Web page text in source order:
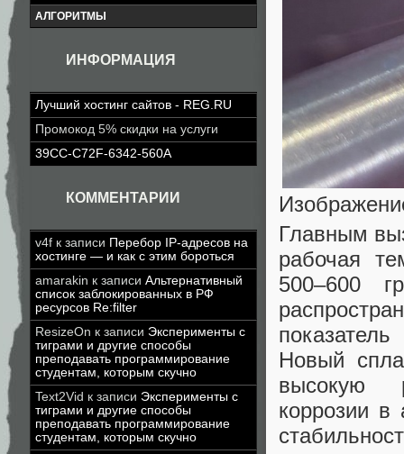
АЛГОРИТМЫ
ИНФОРМАЦИЯ
Лучший хостинг сайтов - REG.RU
Промокод 5% скидки на услуги
39CC-C72F-6342-560A
КОММЕНТАРИИ
v4f к записи Перебор IP-адресов на
хостинге — и как с этим бороться
amarakin к записи Альтернативный
список заблокированных в РФ
ресурсов Re:filter
ResizeOn к записи Эксперименты с
тиграми и другие способы
преподавать программирование
студентам, которым скучно
Text2Vid к записи Эксперименты с
тиграми и другие способы
преподавать программирование
студентам, которым скучно
Главным
рабочая
500–600
Новый
высокую
коррозии в